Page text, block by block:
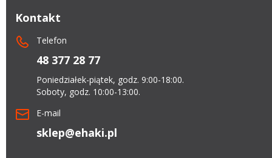
Kontakt
Telefon
48 377 28 77
Poniedziałek-piątek, godz. 9:00-18:00.
Soboty, godz. 10:00-13:00.
E-mail
sklep@ehaki.pl